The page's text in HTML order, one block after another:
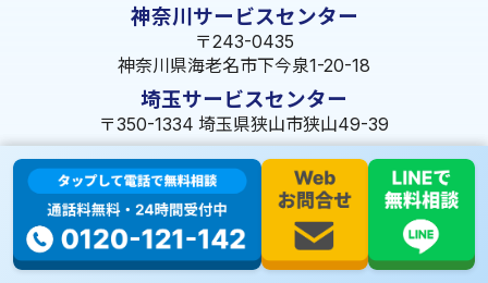
神奈川サービスセンター
〒243-0435
神奈川県海老名市下今泉1-20-18
埼玉サービスセンター
〒350-1334 埼玉県狭山市狭山49-39
千葉サービスセンター
〒264-0016
千葉県千葉市若葉区大宮町1288-7
茨城サービスセンター
〒309-1717 茨城県笠間市旭町322-2 102号